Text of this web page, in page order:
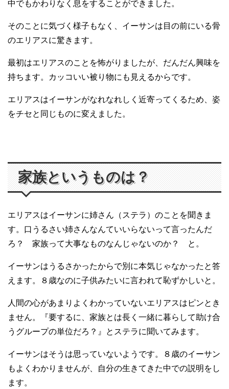
中でもかわりなく息をすることができました。
そのことに気づく様子もなく、イーサンは目の前にいる骨
のエリアスに驚きます。
最初はエリアスのことを怖がりましたが、だんだん興味を
持ちます。カッコいい被り物にも見えるからです。
エリアスはイーサンがなれなれしく近寄ってくるため、姿
をチセと同じものに変えました。
家族というものは？
エリアスはイーサンに姉さん（ステラ）のことを聞きま
す。口うるさい姉さんなんていいらないって言ったんだ
ろ？ 家族って大事なものなんじゃないのか？ と。
イーサンはうるさかったからで別に本気じゃなかったと答
えます。８歳なのに子供みたいに言われて恥ずかしいと。
人間の心があまりよくわかっていないエリアスはピンとき
ません。『要するに、家族とは長く一緒に暮らして助け合
うグループの単位だろ？』とステラに聞いてみます。
イーサンはそうは思っていないようです。８歳のイーサン
もよくわかりませんが、自分の生きてきた中での説明をし
ます。